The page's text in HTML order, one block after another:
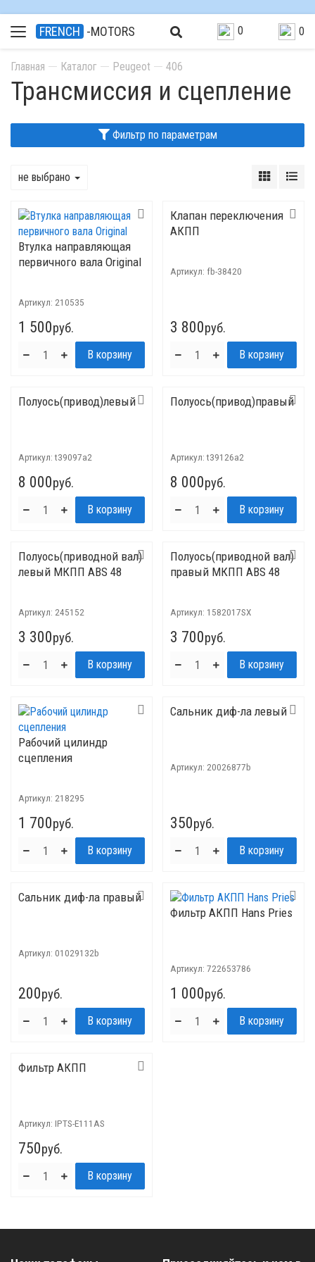
FRENCH -MOTORS 0 0
Главная Каталог Peugeot 406
Трансмиссия и сцепление
Фильтр по параметрам
не выбрано
Втулка направляющая
первичного вала Original
Артикул: 210535
1 500руб.
Клапан переключения
АКПП
Артикул: fb-38420
3 800руб.
Полуось(привод)левый
Артикул:t39097a2
8 000руб.
Полуось(привод)правый
Артикул:t39126a2
8 000руб.
Полуось(приводной вал)
левый МКПП ABS 48
Артикул: 245152
3 300руб.
Полуось(приводной вал)
правый МКПП ABS 48
Артикул: 1582017SX
3 700руб.
Рабочий цилиндр
сцепления
Артикул: 218295
1 700руб.
Сальник диф-ла левый
Артикул: 20026877b
350руб.
Сальник диф-ла правый
Артикул: 01029132b
200руб.
Фильтр АКПП Hans Pries
Артикул: 722653786
1 000руб.
Фильтр АКПП
Артикул: IPTS-E111AS
750руб.